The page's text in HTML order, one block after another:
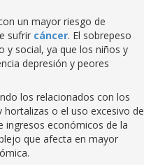
un mayor riesgo de
sufrir cáncer. El sobrepeso
y social, ya que los niños y
depresión y peores
los relacionados con los
o el uso excesivo de
ingresos económicos de la
que afecta en mayor